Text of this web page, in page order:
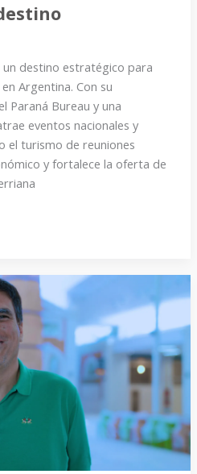
destino estratégico para
Argentina. Con su
Paraná Bureau y una
eventos nacionales y
el turismo de reuniones
y fortalece la oferta de